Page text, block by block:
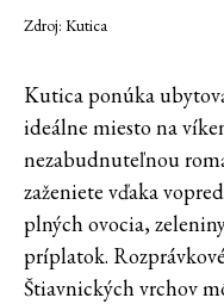
Zdroj: Kutica
Kutica ponúka
ideálne miesto na
nezabudnuteľnou
zaženiete vďaka
plných ovocia,
príplatok.
Štiavnických vrchov